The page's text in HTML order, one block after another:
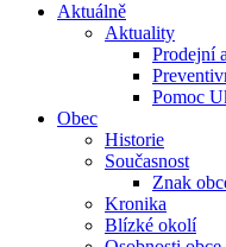
Aktuálně
Aktuality
Prodejní
Pomoc
Obec
Historie
Současnost
Znak
Kronika
Blízké okolí